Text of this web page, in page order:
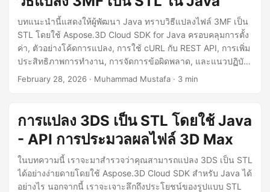
บทแนะนำนี้แสดงให้ผู้พัฒนา Java ทราบวิธีแปลงไฟล์ 3MF เป็น
STL โดยใช้ Aspose.3D Cloud SDK for Java ครอบคลุมการตั้ง
ค่า, ตัวอย่างโค้ดการแปลง, การใช้ cURL กับ REST API, การเพิ่ม
ประสิทธิภาพการทำงาน, การจัดการข้อผิดพลาด, และแนวปฏิบัติ
ที่ดีที่สุดสำหรับการจัดการสินทรัพย์ 3D.
February 28, 2026 · Muhammad Mustafa · 3 min
การแปลง 3DS เป็น STL โดยใช้ Java
- API การประมวลผลไฟล์ 3D Max
ในบทความนี้ เราจะมาสำรวจว่าคุณสามารถแปลง 3DS เป็น STL
ได้อย่างง่ายดายโดยใช้ Aspose.3D Cloud SDK สำหรับ Java ได้
อย่างไร นอกจากนี้ เราจะเจาะลึกถึงประโยชน์ของรูปแบบ STL